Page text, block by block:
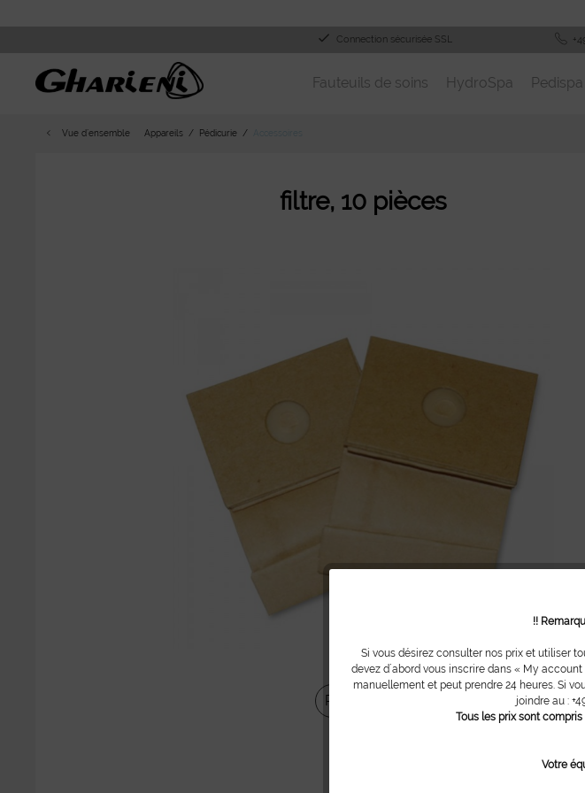
Connection sécurisée SSL
Fauteuils de soins HydroSpa Pedispa
Vue d´ensemble Appareils Pédicurie
filtre, 10 pièces
Partager
!!
Si vous désirez consulter nos prix et utiliser
devez d´abord vous inscrire dans « My
manuellement et peut prendre 24 heures. Si
joindre au :
Tous les prix sont
Votre